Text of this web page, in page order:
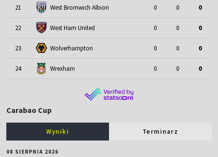
21 West Bromwich Albion 0 0 0
22 West Ham United 0 0 0
23 Wolverhampton 0 0 0
24 Wrexham 0 0 0
Carabao Cup
Wyniki Terminarz
08 SIERPNIA 2026